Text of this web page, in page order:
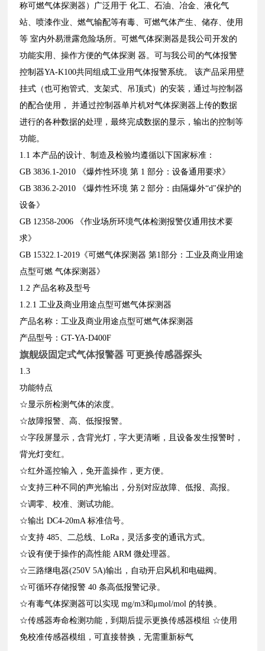
称可燃气体探测器）广泛用于 化工、石油、冶金、液化气
站、喷漆作业、燃气输配等有毒、可燃气体产生、储存、使用
等 室内外易泄露危险场所。可燃气体探测器是我公司开发的
功能实用、操作方便的气体探测 器。可与我公司的气体报警
控制器YA-K100共同组成工业用气体报警系统。 该产品采用壁
挂式（也可抱管式、支架式、吊顶式）的安装，通过与控制器
的配合使用， 并通过控制器单片机对气体探测器上传的数据
进行的各种数据的处理，最终完成数据的显示，输出的控制等
功能。
1.1 本产品的设计、制造及检验均遵循以下国家标准：
GB 3836.1-2010 《爆炸性环境 第 1 部分：设备通用要求》
GB 3836.2-2010 《爆炸性环境 第 2 部分：由隔爆外“d"保护的
设备》
GB 12358-2006 《作业场所环境气体检测报警仪通用技术要
求》
GB 15322.1-2019《可燃气体探测器 第1部分：工业及商业用途
点型可燃 气体探测器》
1.2 产品名称及型号
1.2.1 工业及商业用途点型可燃气体探测器
产品名称：工业及商业用途点型可燃气体探测器
产品型号：GT-YA-D400F
旗舰级固定式气体报警器 可更换传感器探头
1.3
功能特点
☆显示所检测气体的浓度。
☆故障报警、高、低报报警。
☆字段屏显示，含背光灯，字大更清晰，且设备发生报警时，
背光灯变红。
☆红外遥控输入，免开盖操作，更方便。
☆支持三种不同的声光输出，分别对应故障、低报、高报。
☆调零、校准、测试功能。
☆输出 DC4-20mA 标准信号。
☆支持 485、二总线、LoRa，灵活多变的通讯方式。
☆设有便于操作的高性能 ARM 微处理器。
☆三路继电器(250V 5A)输出，自动开启风机和电磁阀。
☆可循环存储报警 40 条高低报警记录。
☆有毒气体探测器可以实现 mg/m3和μmol/mol 的转换。
☆传感器寿命检测功能，到期后提示更换传感器模组 ☆使用
免校准传感器模组，可直接替换，无需重新标气